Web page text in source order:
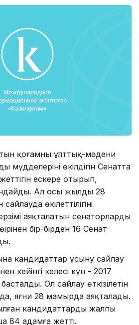
қоғамның ұлттық-мәдени
мүдделерінің өкілдігін Сенатта
ескере отырып,
Ал осы жылдың 28
өкілеттілігінің
аяқталатын сенаторлардың
бір-бірден 16 Сенат
кандидаттар ұсыну сайлау
кейінгі келесi күн - 2017
Ол сайлау өткiзiлетiн
яғни 28 мамырда аяқталады.
кан­дидаттардың жалпы
84 адамға жетті.